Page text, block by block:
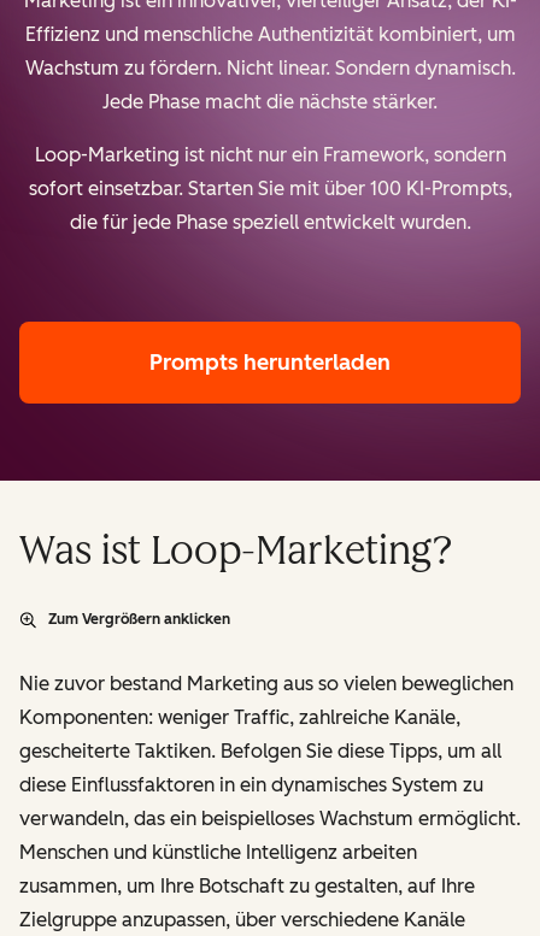
Effizienz und menschliche Authentizität kombiniert, um
Wachstum zu fördern. Nicht linear. Sondern dynamisch.
Jede Phase macht die nächste stärker.
Loop-Marketing ist nicht nur ein Framework, sondern
sofort einsetzbar. Starten Sie mit über 100 KI-Prompts,
die für jede Phase speziell entwickelt wurden.
Prompts herunterladen
Was ist Loop-Marketing?
Zum Vergrößern anklicken
Nie zuvor bestand Marketing aus so vielen beweglichen
Komponenten: weniger Traffic, zahlreiche Kanäle,
gescheiterte Taktiken. Befolgen Sie diese Tipps, um all
diese Einflussfaktoren in ein dynamisches System zu
verwandeln, das ein beispielloses Wachstum ermöglicht.
Menschen und künstliche Intelligenz arbeiten
zusammen, um Ihre Botschaft zu gestalten, auf Ihre
Zielgruppe anzupassen, über verschiedene Kanäle